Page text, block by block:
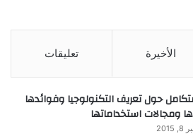
الأخيرة تعليقات
حول تعريف التكنولوجيا وفوائدها
ومجالات استخداماتها